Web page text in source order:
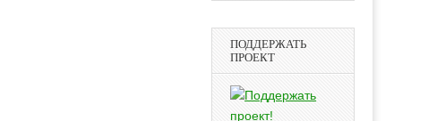
ПОДДЕРЖАТЬ
ПРОЕКТ